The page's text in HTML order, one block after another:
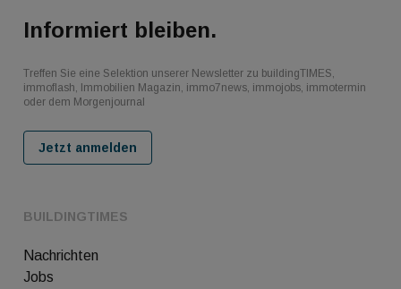
BUILDINGTIMES
Nachrichten
Jobs
Informiert bleiben.
Treffen Sie eine Selektion unserer Newsletter zu buildingTIMES,
immoflash, Immobilien Magazin, immo7news, immojobs, immotermin
oder dem Morgenjournal
Jetzt anmelden